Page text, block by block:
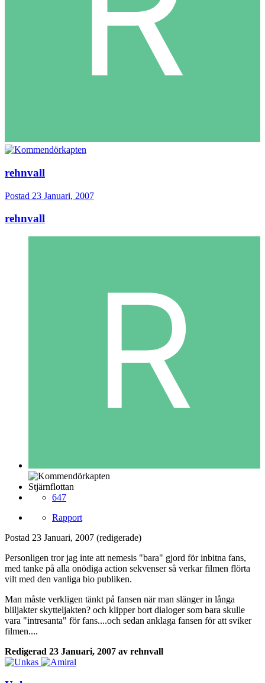
rehnvall
Postad 23 Januari, 2007
rehnvall
Stjärnflottan
647
Rapport
Postad 23 Januari, 2007 (redigerade)
Personligen tror jag inte att nemesis "bara" gjord för inbitna fans,
med tanke på alla onödiga action sekvenser så verkar filmen flörta
vilt med den vanliga bio publiken.
Man måste verkligen tänkt på fansen när man slänger in långa
bliljakter skytteljakten? och klipper bort dialoger som bara skulle
vara "intresanta" för fans....och sedan anklaga fansen för att sviker
filmen....
Redigerad 23 Januari, 2007 av rehnvall